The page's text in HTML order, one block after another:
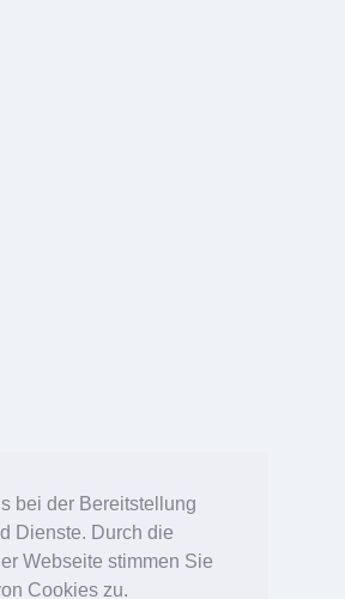
bei der Bereitstellung
Dienste. Durch die
Webseite stimmen Sie
Cookies zu.